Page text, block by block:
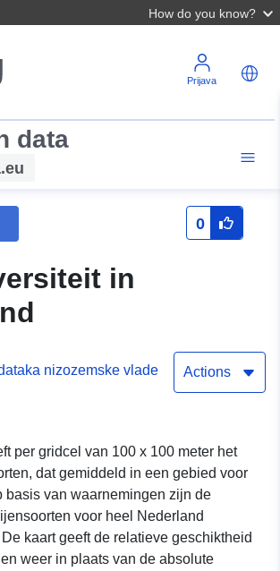
How do you know?
Prijava
data
0
in
nizozemske vlade Actions
per gridcel van 100 x 100 meter het
dat gemiddeld in een gebied voor
basis van waarnemingen zijn de
voor heel Nederland
kaart geeft de relatieve geschiktheid
weer in plaats van de absolute